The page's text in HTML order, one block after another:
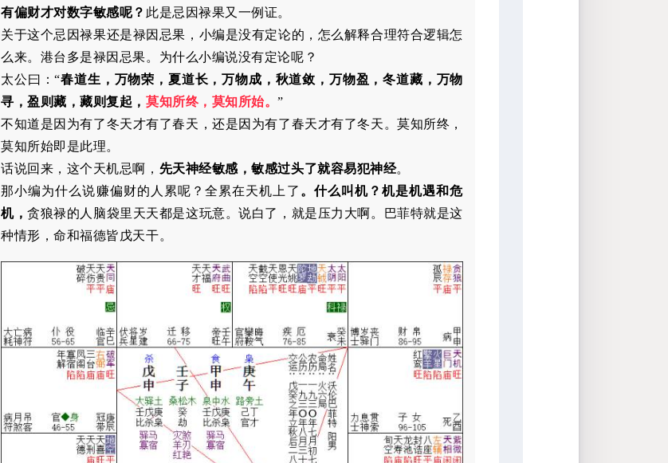
有偏财才对数字敏感呢？ 此是忌因禄果又一例证。
关于这个忌因禄果还是禄因忌果，小编是没有定论的，怎么解释合理符合逻辑怎
么来。港台多是禄因忌果。为什么小编说没有定论呢？
太公曰：“春道生，万物荣，夏道长，万物成，秋道敛，万物盈，冬道藏，万物
寻，盈则藏，藏则复起， 莫知所终，莫知所始。”
不知道是因为有了冬天才有了春天，还是因为有了春天才有了冬天。莫知所终，
莫知所始即是此理。
话说回来，这个天机忌啊， 先天神经敏感，敏感过头了就容易犯神经。
那小编为什么说赚偏财的人累呢？全累在天机上了 。什么叫机？机是机遇和危
机，贪狼禄的人脑袋里天天都是这玩意。说白了，就是压力大啊。巴菲特就是这
种情形，命和福德皆戊天干。